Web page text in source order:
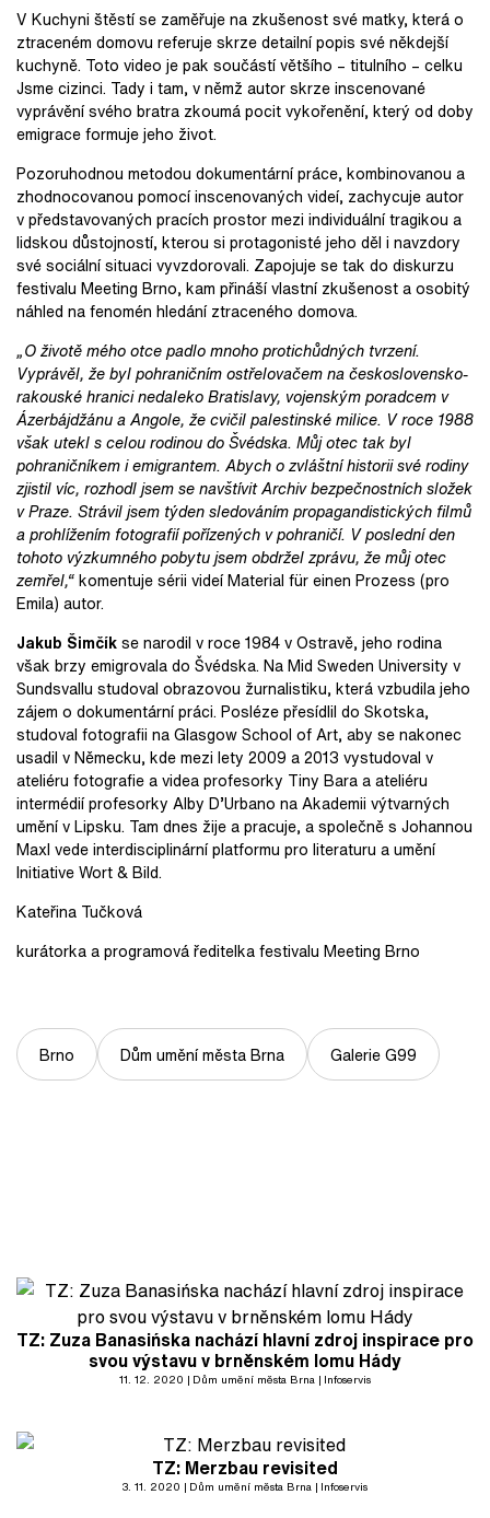
V Kuchyni štěstí se zaměřuje na zkušenost své matky, která o
ztraceném domovu referuje skrze detailní popis své někdejší
kuchyně. Toto video je pak součástí většího – titulního – celku
Jsme cizinci. Tady i tam, v němž autor skrze inscenované
vyprávění svého bratra zkoumá pocit vykořenění, který od doby
emigrace formuje jeho život.
Pozoruhodnou metodou dokumentární práce, kombinovanou a
zhodnocovanou pomocí inscenovaných videí, zachycuje autor
v představovaných pracích prostor mezi individuální tragikou a
lidskou důstojností, kterou si protagonisté jeho děl i navzdory
své sociální situaci vyvzdorovali. Zapojuje se tak do diskurzu
festivalu Meeting Brno, kam přináší vlastní zkušenost a osobitý
náhled na fenomén hledání ztraceného domova.
„O životě mého otce padlo mnoho protichůdných tvrzení.
Vyprávěl, že byl pohraničním ostřelovačem na československo-
rakouské hranici nedaleko Bratislavy, vojenským poradcem v
Ázerbájdžánu a Angole, že cvičil palestinské milice. V roce 1988
však utekl s celou rodinou do Švédska. Můj otec tak byl
pohraničníkem i emigrantem. Abych o zvláštní historii své rodiny
zjistil víc, rozhodl jsem se navštívit Archiv bezpečnostních složek
v Praze. Strávil jsem týden sledováním propagandistických filmů
a prohlížením fotografií pořízených v pohraničí. V poslední den
tohoto výzkumného pobytu jsem obdržel zprávu, že můj otec
zemřel,“komentuje sérii videí Material für einen Prozess (pro
Emila) autor.
Jakub Šimčíkse narodil v roce 1984 v Ostravě, jeho rodina
však brzy emigrovala do Švédska. Na Mid Sweden University v
Sundsvallu studoval obrazovou žurnalistiku, která vzbudila jeho
zájem o dokumentární práci. Posléze přesídlil do Skotska,
studoval fotografii na Glasgow School of Art, aby se nakonec
usadil v Německu, kde mezi lety 2009 a 2013 vystudoval v
ateliéru fotografie a videa profesorky Tiny Bara a ateliéru
intermédií profesorky Alby D’Urbano na Akademii výtvarných
umění v Lipsku. Tam dnes žije a pracuje, a společně s Johannou
Maxl vede interdisciplinární platformu pro literaturu a umění
Initiative Wort & Bild.
Kateřina Tučková
kurátorka a programová ředitelka festivalu Meeting Brno
Brno Dům umění města Brna Galerie G99
TZ: Zuza Banasińska nachází hlavní zdroj inspirace pro
svou výstavu v brněnském lomu Hády
11. 12. 2020 Dům umění města Brna Infoservis
TZ: Merzbau revisited
3. 11. 2020 Dům umění města Brna Infoservis